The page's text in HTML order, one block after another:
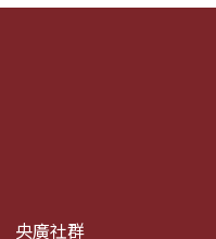
央廣社群